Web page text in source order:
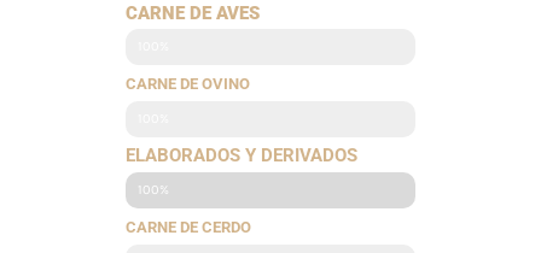
CARNE DE AVES
CARNE DE OVINO
ELABORADOS Y DERIVADOS
100%
CARNE DE CERDO